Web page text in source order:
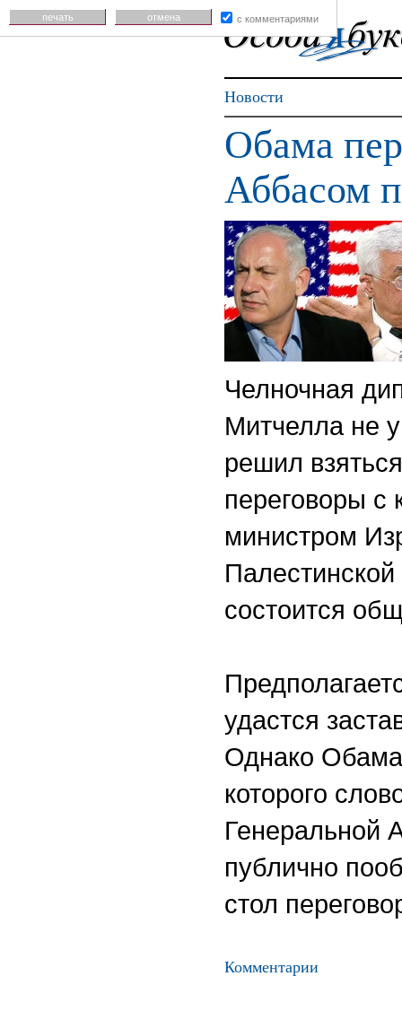
Новости
Обама
Аббасом
Челночная
Митчелла не
решил
переговоры
министром
состоится
удастся
Однако
которого
публично
стол
Комментарии
печать отмена с комментариями